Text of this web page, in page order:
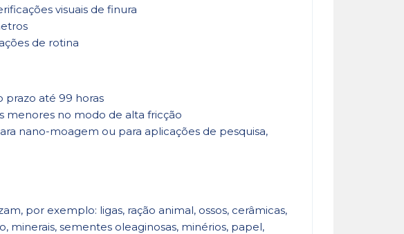
visuais de finura
de rotina
prazo até 99 horas
menores no modo de alta fricção
nano-moagem ou para aplicações de pesquisa,
por exemplo: ligas, ração animal, ossos, cerâmicas,
minerais, sementes oleaginosas, minérios, papel,